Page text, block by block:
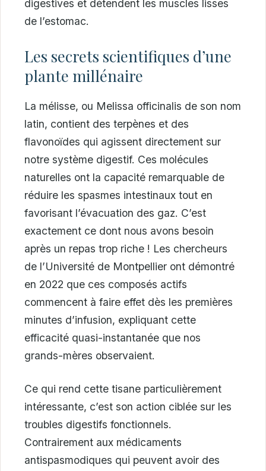
digestives et détendent les muscles lisses
de l’estomac.
Les secrets scientifiques d’une
plante millénaire
La mélisse, ou Melissa officinalis de son nom
latin, contient des terpènes et des
flavonoïdes qui agissent directement sur
notre système digestif. Ces molécules
naturelles ont la capacité remarquable de
réduire les spasmes intestinaux tout en
favorisant l’évacuation des gaz. C’est
exactement ce dont nous avons besoin
après un repas trop riche ! Les chercheurs
de l’Université de Montpellier ont démontré
en 2022 que ces composés actifs
commencent à faire effet dès les premières
minutes d’infusion, expliquant cette
efficacité quasi-instantanée que nos
grands-mères observaient.
Ce qui rend cette tisane particulièrement
intéressante, c’est son action ciblée sur les
troubles digestifs fonctionnels.
Contrairement aux médicaments
antispasmodiques qui peuvent avoir des